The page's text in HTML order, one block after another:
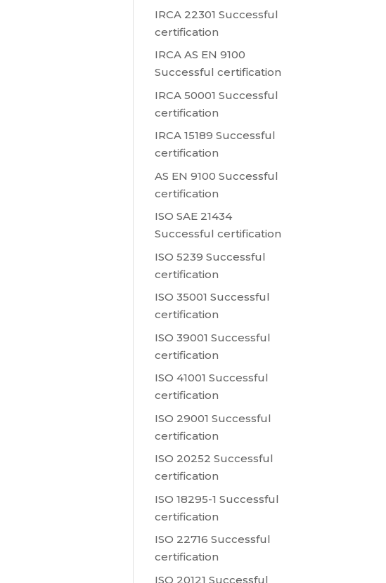
IRCA 22301 Successful
certification
IRCA AS EN 9100
Successful certification
IRCA 50001 Successful
certification
IRCA 15189 Successful
certification
AS EN 9100 Successful
certification
ISO SAE 21434
Successful certification
ISO 5239 Successful
certification
ISO 35001 Successful
certification
ISO 39001 Successful
certification
ISO 41001 Successful
certification
ISO 29001 Successful
certification
ISO 20252 Successful
certification
ISO 18295-1 Successful
certification
ISO 22716 Successful
certification
ISO 20121 Successful